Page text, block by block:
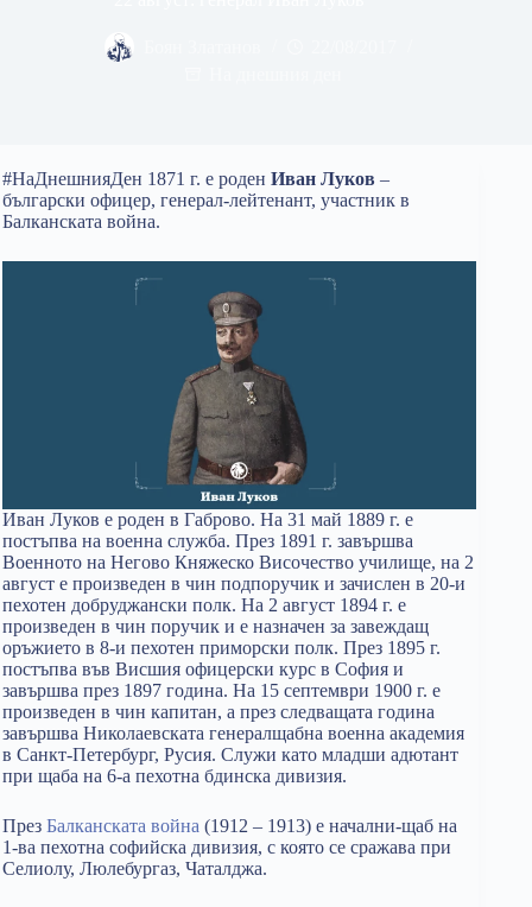
#НаДнешнияДен 1871 г. е роден Иван Луков –
български офицер, генерал-лейтенант, участник в
Балканската война.
Иван Луков е роден в Габрово. На 31 май 1889 г. е
постъпва на военна служба. През 1891 г. завършва
Военното на Негово Княжеско Височество училище, на 2
август е произведен в чин подпоручик и зачислен в 20-и
пехотен добруджански полк. На 2 август 1894 г. е
произведен в чин поручик и е назначен за завеждащ
оръжието в 8-и пехотен приморски полк. През 1895 г.
постъпва във Висшия офицерски курс в София и
завършва през 1897 година. На 15 септември 1900 г. е
произведен в чин капитан, а през следващата година
завършва Николаевската генералщабна военна академия
в Санкт-Петербург, Русия. Служи като младши адютант
при щаба на 6-а пехотна бдинска дивизия.
През Балканската война (1912 – 1913) е начални-щаб на
1-ва пехотна софийска дивизия, с която се сражава при
Селиолу, Люлебургаз, Чаталджа.